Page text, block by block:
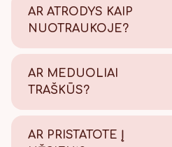
AR ATRODYS KAIP
NUOTRAUKOJE?
Tikrai taip! Viską
užtikriname kokybę.
AR MEDUOLIAI
TRAŠKŪS?
Tikrai traškūs - nes
AR PRISTATOTE Į